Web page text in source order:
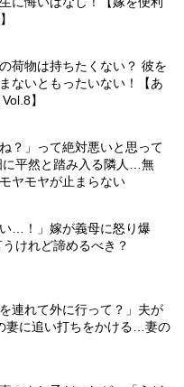
荷物は持ちたくない？ 彼を
ないともったいない！【あ
】
？」って絶対悪いと思って
平然と踏み入る隣人…無
ヤモヤが止まらない
い…！」嫁が義母に怒り爆
けれど諦めるべき？
連れて外に行って？」夫が
妻に追い打ちをかける…妻の